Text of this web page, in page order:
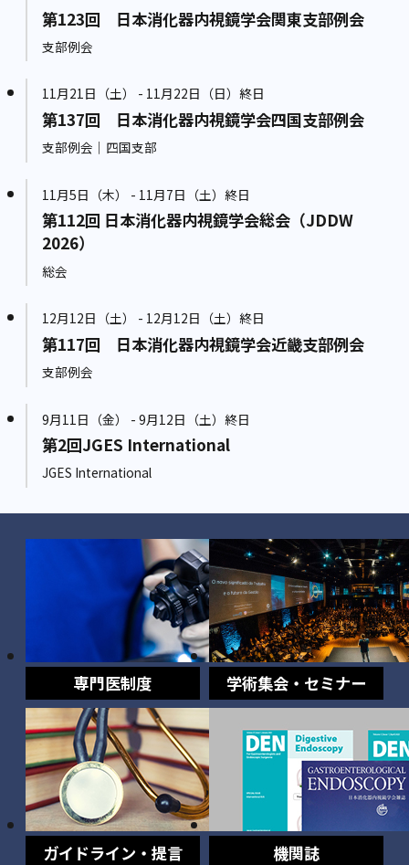
第123回 日本消化器内視鏡学会関東支部例会
支部例会
11月21日（土） - 11月22日（日）終日
第137回 日本消化器内視鏡学会四国支部例会
支部例会｜四国支部
11月5日（木） - 11月7日（土）終日
第112回 日本消化器内視鏡学会総会（JDDW
2026）
総会
12月12日（土） - 12月12日（土）終日
第117回 日本消化器内視鏡学会近畿支部例会
支部例会
9月11日（金） - 9月12日（土）終日
第2回JGES International
JGES International
専門医制度 学術集会・セミナー
ガイドライン・提言 機関誌